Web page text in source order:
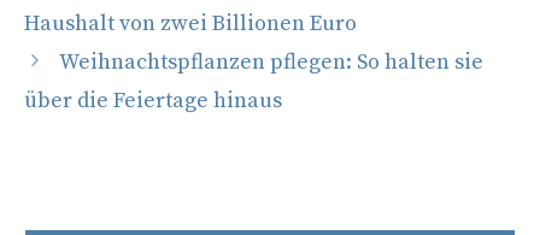
Haushalt von zwei Billionen Euro
Weihnachtspflanzen pflegen: So halten sie
über die Feiertage hinaus